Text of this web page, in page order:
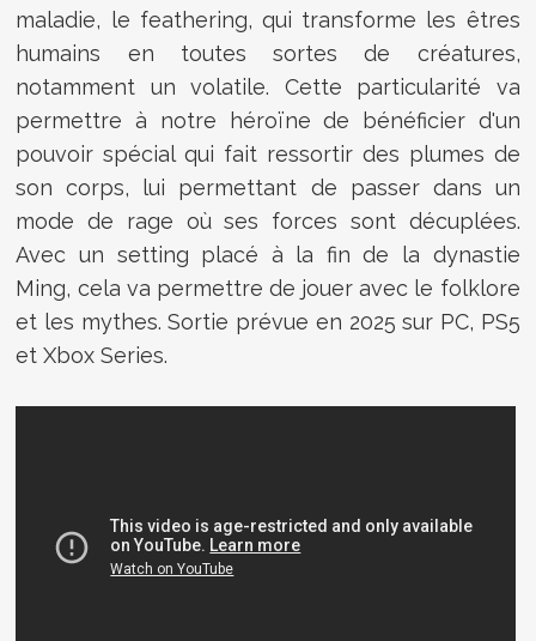
maladie, le feathering, qui transforme les êtres
humains en toutes sortes de créatures,
notamment un volatile. Cette particularité va
permettre à notre héroïne de bénéficier d'un
pouvoir spécial qui fait ressortir des plumes de
son corps, lui permettant de passer dans un
mode de rage où ses forces sont décuplées.
Avec un setting placé à la fin de la dynastie
Ming, cela va permettre de jouer avec le folklore
et les mythes. Sortie prévue en 2025 sur PC, PS5
et Xbox Series.